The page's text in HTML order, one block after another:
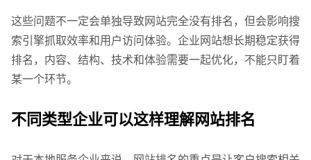
这些问题不一定会单独导致网站完全没有排名，但会影响搜
索引擎抓取效率和用户访问体验。企业网站想长期稳定获得
排名，内容、结构、技术和体验需要一起优化，不能只盯着
某一个环节。
不同类型企业可以这样理解网站排名